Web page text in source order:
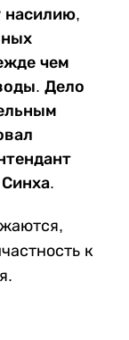
насилию,
чем
Дело
к